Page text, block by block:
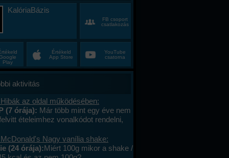
KalóriaBázis
FB csoport
csatlakozás
Play
Értékeld
App Store
YouTube
csatorna
aktivitás
az oldal működésében:
(7 órája): Már több mint egy éve nem
ételeimhez vonalkódot rendelni,
megy. A mások által megadott
le tudom olvasni , jól működik. .
cseréltem, a legújabb android fut,
Nagy vanília shake:
(24 órája):Miért 100g mikor a shake /